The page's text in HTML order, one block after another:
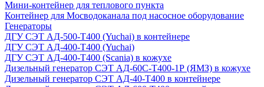
Мини-контейнер для теплового пункта
Контейнер для Мосводоканала под насосное оборудование
Генераторы
ДГУ СЭТ АД-500-Т400 (Yuchai) в контейнере
ДГУ СЭТ АД-400-Т400 (Yuchai)
ДГУ СЭТ АД-400-Т400 (Scania) в кожухе
Дизельный генератор СЭТ АД-60С-Т400-1Р (ЯМЗ) в кожухе
Дизельный генератор СЭТ АД-40-Т400 в контейнере